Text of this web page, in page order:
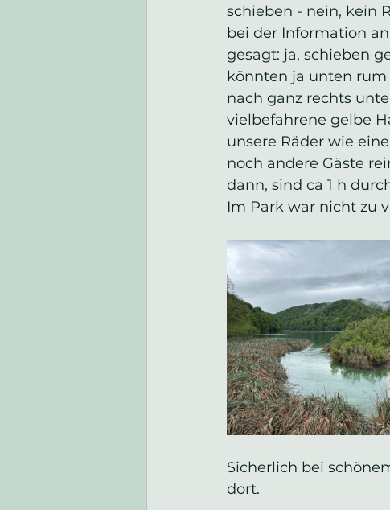
schieben - nein, kein
bei der Information
gesagt: ja, schieben
könnten ja unten
nach ganz rechts
vielbefahrene gelbe
unsere Räder wie
noch andere Gäste
dann, sind ca 1 h
Im Park war nicht zu
Sicherlich bei
dort.